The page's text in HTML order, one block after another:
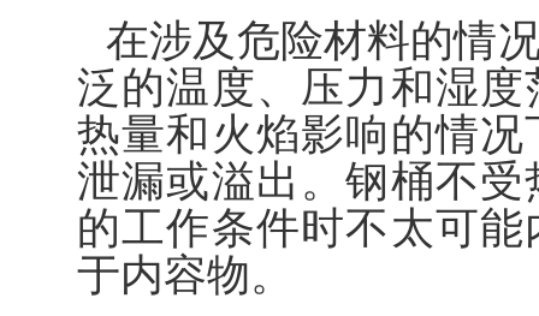
在涉及危险材料的情
泛的温度、压力和湿
热量和火焰影响的情
泄漏或溢出。钢桶不
的工作条件时不太可
于内容物。